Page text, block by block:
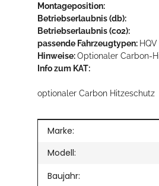
Montageposition:
Betriebserlaubnis (db):
Betriebserlaubnis (co2):
passende Fahrzeugtypen:
Hinweise:Optionaler Carbon-
Info zum KAT:
optionaler Carbon Hitzeschutz
Produkteigenschaft
Wert
Marke:
Modell:
Baujahr: